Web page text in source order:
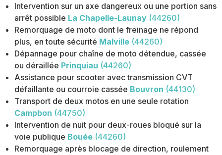
Intervention sur un axe dangereux ou une portion sans
arrêt possible La Chapelle-Launay (44260)
Remorquage de moto dont le freinage ne répond
plus, en toute sécurité Malville (44260)
Dépannage pour chaîne de moto détendue, cassée
ou déraillée Prinquiau (44260)
Assistance pour scooter avec transmission CVT
défaillante ou courroie cassée Bouvron (44130)
Transport de deux motos en une seule rotation
Campbon (44750)
Intervention de nuit pour deux-roues bloqué sur la
voie publique Bouée (44260)
Remorquage après blocage de direction, roulement